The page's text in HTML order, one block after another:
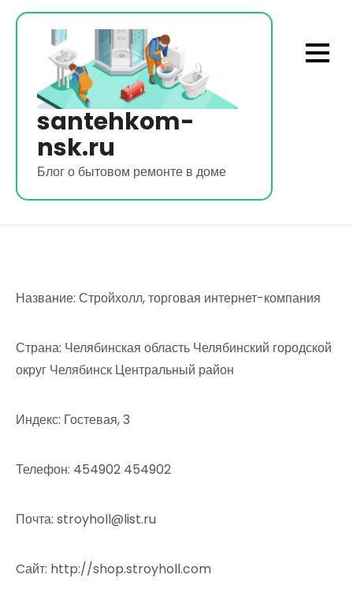
Перейти
содержимому
santehkom-
nsk.ru
Блог о бытовом ремонте в доме
Название: Стройхолл, торговая интернет-компания
Страна: Челябинская область Челябинский городской
округ Челябинск Центральный район
Индекс: Гостевая, 3
Телефон: 454902 454902
Почта: stroyholl@list.ru
Cайт: http://shop.stroyholl.com